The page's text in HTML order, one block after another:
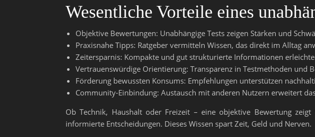
Wesentliche Vorteile eines
Objektive Bewertungen: Unabhängige Tests zeigen Stärken und
Praxisnahe Tipps: Ratgeber vermitteln Wissen, das direkt im Alltag
Zeitersparnis: Kompakte und gut strukturierte Informationen
Vertrauenswürdige Orientierung: Transparenz in Testmethoden und
Förderung bewussten Konsums: Empfehlungen unterstützen
Community-Einbindung: Austausch mit anderen Nutzern erweitert
Ob Technik, Haushalt oder Freizeit – eine objektive Bewertung
informierte Entscheidungen. Dieses Wissen spart Zeit, Geld und Nerven.